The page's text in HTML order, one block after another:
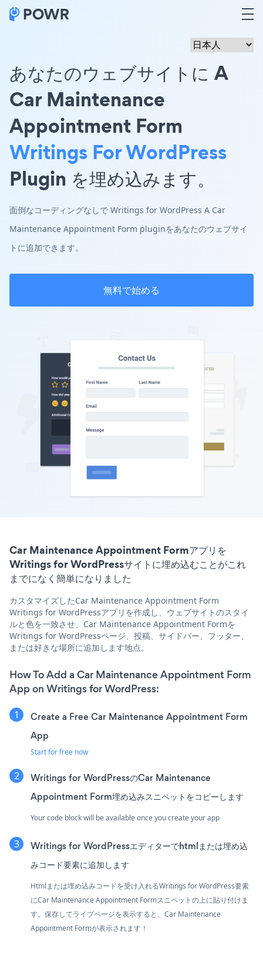
あなたのウェブサイトに A
Car Maintenance
Appointment Form
Writings For WordPress
Plugin を埋め込みます。
面倒なコーディングなしで Writings for WordPress A Car
Maintenance Appointment Form pluginをあなたのウェブサイ
トに追加できます。
無料で始める
Car Maintenance Appointment Formアプリを
Writings for WordPressサイトに埋め込むことがこれ
までになく簡単になりました
カスタマイズしたCar Maintenance Appointment Form
Writings for WordPressアプリを作成し、ウェブサイトのスタイ
ルと色を一致させ、Car Maintenance Appointment Formを
Writings for WordPressページ、投稿、サイドバー、フッター、
または好きな場所に追加します地点。
How To Add a Car Maintenance Appointment Form
App on Writings for WordPress:
Create a Free Car Maintenance Appointment Form
App
Start for free now
Writings for WordPressのCar Maintenance
Appointment Form埋め込みスニペットをコピーします
Your code block will be available once you create your app
Writings for WordPressエディターでhtmlまたは埋め込
みコード要素に追加します
Htmlまたは埋め込みコードを受け入れるWritings for WordPress要素
にCar Maintenance Appointment Formスニペットの上に貼り付けま
す。保存してライブページを表示すると、Car Maintenance
Appointment Formが表示されます！